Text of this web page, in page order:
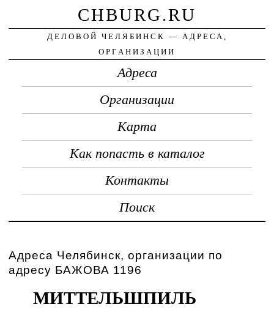
CHBURG.RU
ДЕЛОВОЙ ЧЕЛЯБИНСК — АДРЕСА,
ОРГАНИЗАЦИИ
Адреса
Организации
Карта
Как попасть в каталог
Контакты
Поиск
Адреса Челябинск, организации по
адресу БАЖОВА 1196
МИТТЕЛЬШПИЛЬ